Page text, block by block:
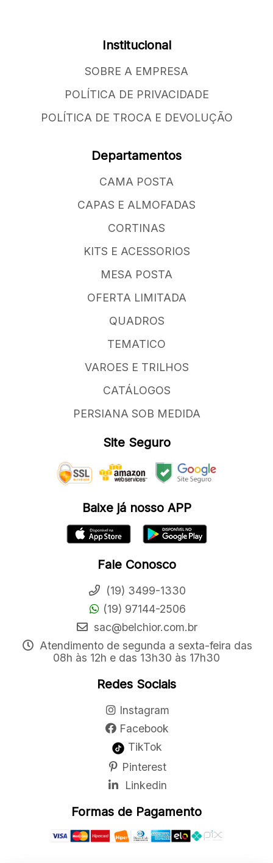
Institucional
SOBRE A EMPRESA
POLÍTICA DE PRIVACIDADE
POLÍTICA DE TROCA E DEVOLUÇÃO
Departamentos
CAMA POSTA
CAPAS E ALMOFADAS
CORTINAS
KITS E ACESSORIOS
MESA POSTA
OFERTA LIMITADA
QUADROS
TEMATICO
VAROES E TRILHOS
CATÁLOGOS
PERSIANA SOB MEDIDA
Site Seguro
Baixe já nosso APP
Fale Conosco
(19) 3499-1330
(19) 97144-2506
sac@belchior.com.br
Atendimento de segunda a sexta-feira das
08h às 12h e das 13h30 às 17h30
Redes Sociais
Instagram
Facebook
TikTok
Pinterest
Linkedin
Formas de Pagamento